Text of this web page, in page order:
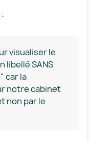
visualiser le
libellé SANS
car la
notre cabinet
non par le